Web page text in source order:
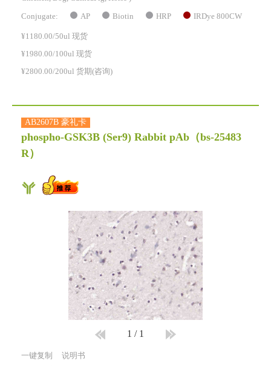
Conjugate: AP Biotin HRP IRDye 800CW
¥1180.00/50ul 现货
¥1980.00/100ul 现货
¥2800.00/200ul 货期(咨询)
AB2607B 豪礼卡
phospho-GSK3B (Ser9) Rabbit pAb （bs-25483
R）
1 / 1
一键复制 说明书